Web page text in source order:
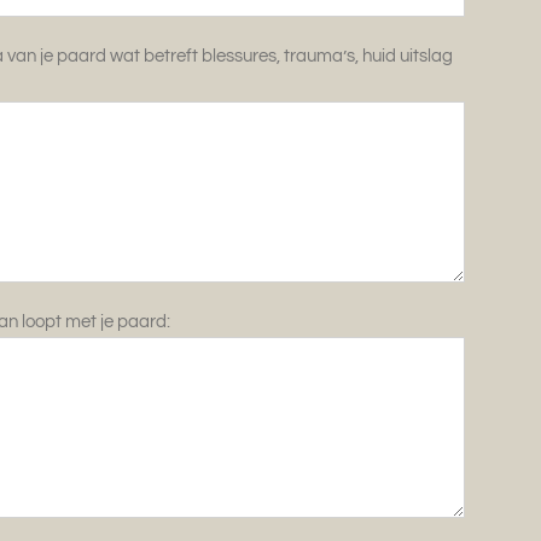
je paard wat betreft blessures, trauma’s, huid uitslag
loopt met je paard: